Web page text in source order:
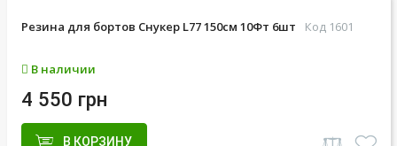
Резина для бортов Снукер L77 150см 10Фт 6шт Код 1601
В наличии
4 550 грн
В КОРЗИНУ